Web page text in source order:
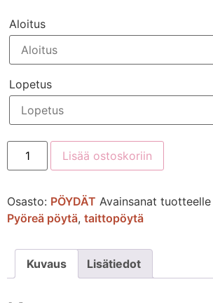
Aloitus
Lopetus
Lisää ostoskoriin
Osasto: PÖYDÄT Avainsanat tuotteelle
Pyöreä pöytä, taittopöytä
Kuvaus Lisätiedot